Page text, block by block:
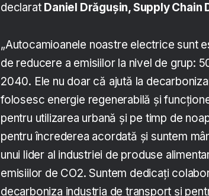
declarat Daniel Drăgușin, Supply Chain
„Autocamioanele noastre electrice sunt
de reducere a emisiilor la nivel de grup:
2040. Ele nu doar că ajută la
folosesc energie regenerabilă și
pentru utilizarea urbană și pe timp de
pentru încrederea acordată și suntem
unui lider al industriei de produse
emisiilor de CO2. Suntem dedicați
decarboniza industria de transport și